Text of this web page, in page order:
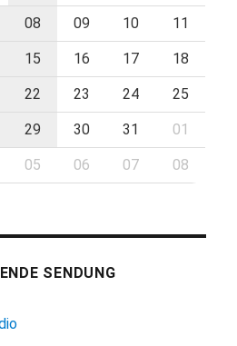
08 09 10 11
15 16 17 18
22 23 24 25
29 30 31 01
05 06 07 08
SENDUNG